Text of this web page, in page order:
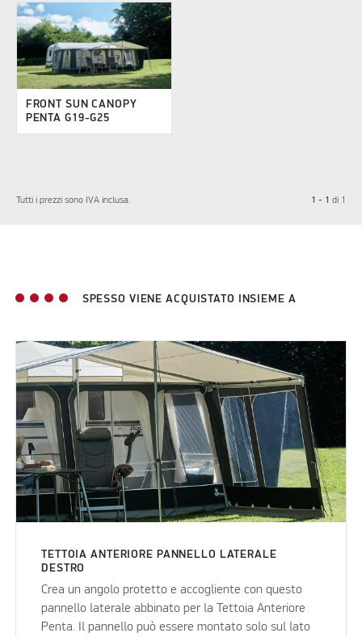
FRONT SUN CANOPY
PENTA G19-G25
Tutti i prezzi sono IVA inclusa. 1 - 1 di 1
SPESSO VIENE ACQUISTATO INSIEME A
TETTOIA ANTERIORE PANNELLO LATERALE
DESTRO
Crea un angolo protetto e accogliente con questo
pannello laterale abbinato per la Tettoia Anteriore
Penta. Il pannello può essere montato solo sul lato